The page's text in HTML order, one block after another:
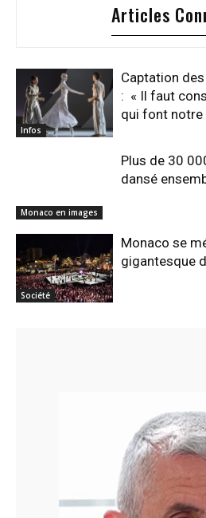
Articles
Infos
Captation
: « Il faut
qui font notre
Monaco en images
Plus de 30
dansé
Société
Monaco se
gigantesque